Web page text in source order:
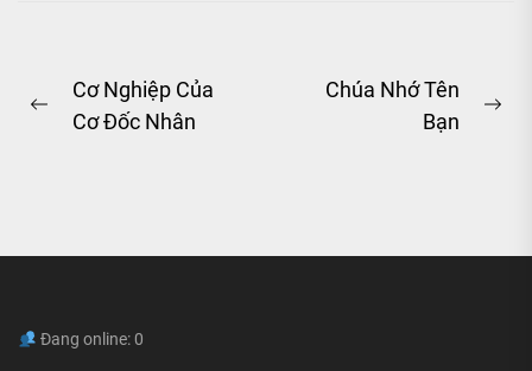
Post
navigation
Previous
Cơ Nghiệp Của
Cơ Đốc Nhân
Chúa Nhớ Tên
Bạn
Đang online: 0